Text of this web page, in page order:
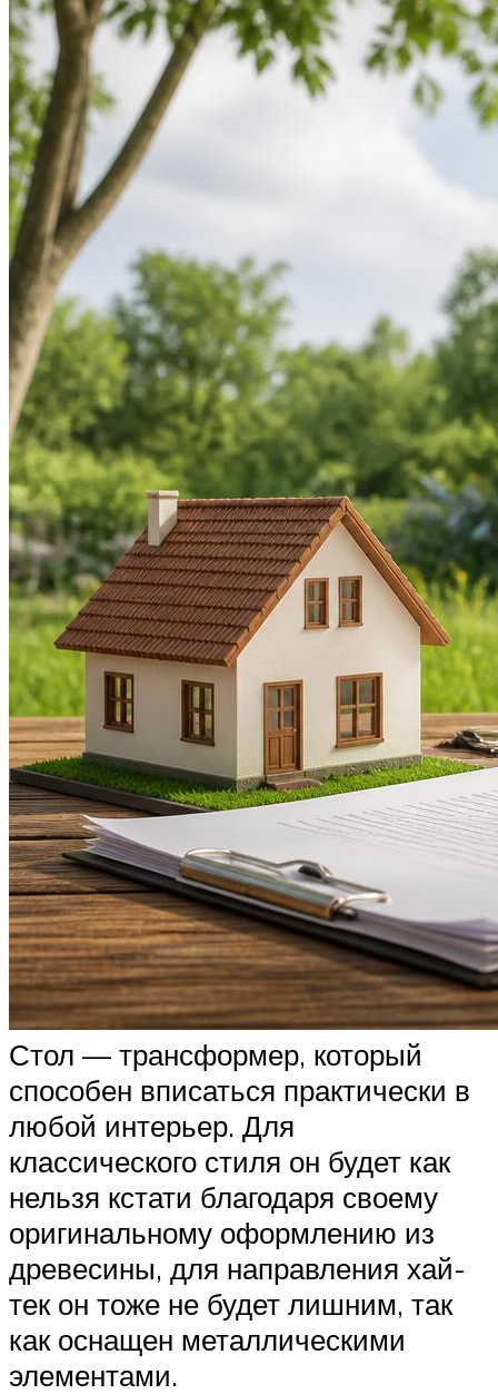
Стол — трансформер, который
способен вписаться практически в
любой интерьер. Для
классического стиля он будет как
нельзя кстати благодаря своему
оригинальному оформлению из
древесины, для направления хай-
тек он тоже не будет лишним, так
как оснащен металлическими
элементами.